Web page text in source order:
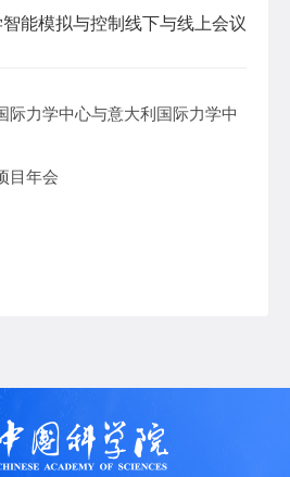
能模拟与控制线下与线上会议
际力学中心与意大利国际力学中
目年会